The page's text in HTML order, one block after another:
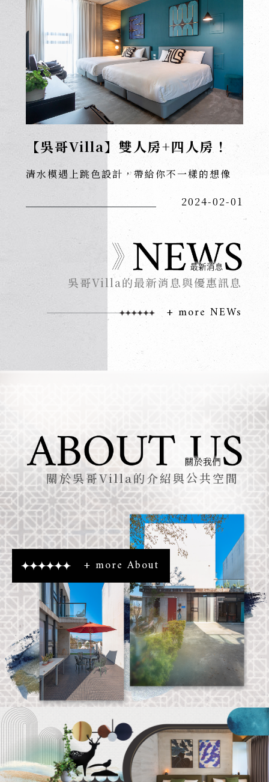
【吳哥Villa】雙人房+四人房！
清水模遇上跳色設計，帶給你不一樣的想像
2024-02-01
吳哥Villa的最新消息與優惠訊息
+ more NEWs
關於吳哥Villa的介紹與公共空間
+ more About